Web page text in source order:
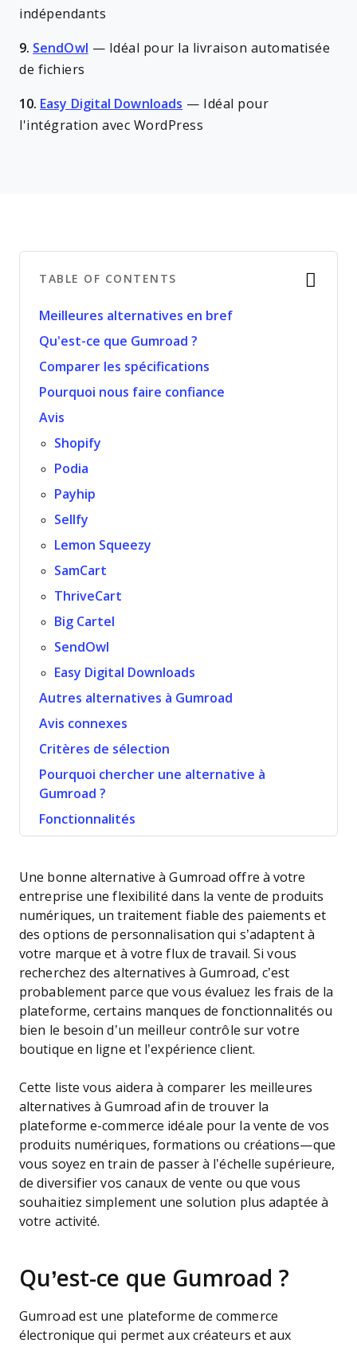
indépendants
9. SendOwl — Idéal pour la livraison automatisée
de fichiers
10. Easy Digital Downloads —
Idéal pour
l'intégration avec WordPress
TABLE OF CONTENTS
Meilleures alternatives en bref
Qu'est-ce que Gumroad ?
Comparer les spécifications
Pourquoi nous faire confiance
Avis
Shopify
Podia
Payhip
Sellfy
Lemon Squeezy
SamCart
ThriveCart
Big Cartel
SendOwl
Easy Digital Downloads
Autres alternatives à Gumroad
Avis connexes
Critères de sélection
Pourquoi chercher une alternative à
Gumroad ?
Fonctionnalités
Une bonne alternative à Gumroad offre à votre
entreprise une flexibilité dans la vente de produits
numériques, un traitement fiable des paiements et
des options de personnalisation qui s’adaptent à
votre marque et à votre flux de travail. Si vous
recherchez des alternatives à Gumroad, c’est
probablement parce que vous évaluez les frais de la
plateforme, certains manques de fonctionnalités ou
bien le besoin d’un meilleur contrôle sur votre
boutique en ligne et l’expérience client.
Cette liste vous aidera à comparer les meilleures
alternatives à Gumroad afin de trouver la
plateforme e-commerce idéale pour la vente de vos
produits numériques, formations ou créations—que
vous soyez en train de passer à l’échelle supérieure,
de diversifier vos canaux de vente ou que vous
souhaitiez simplement une solution plus adaptée à
votre activité.
Qu’est-ce que Gumroad ?
Gumroad est une plateforme de commerce
électronique qui permet aux créateurs et aux